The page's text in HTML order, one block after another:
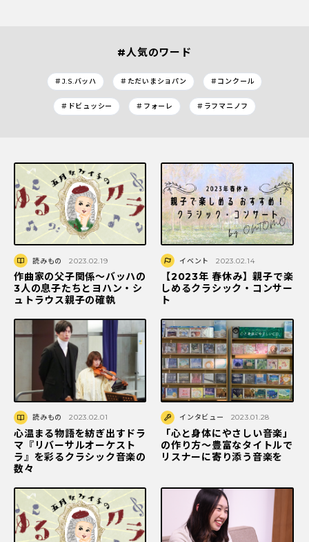
#人気のワード
＃J.S.バッハ ＃ただいまショパン ＃コンクール
＃ドビュッシー ＃フォーレ ＃ラフマニノフ
読みもの 2023.02.19
作曲家の父子関係～バッハの
3人の息子たちとヨハン・シ
ュトラウス親子の確執
イベント 2023.02.14
【2023年 春休み】親子で楽
しめるクラシック・コンサー
ト
読みもの 2023.02.01
心温まる物語を紡ぎ出すドラ
マ『リバーサルオーケスト
ラ』を彩るクラシック音楽の
数々
インタビュー 2023.01.28
「心と身体にやさしい音楽」
の作り方〜豊富なタイトルで
リスナーに寄り添う音楽を